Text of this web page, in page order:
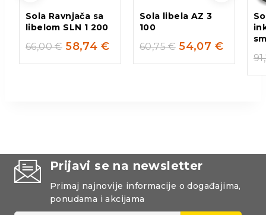
Sola Ravnjača sa
libelom SLN 1 200
66,00€ 58,74 €
Sola libela AZ 3
100
60,75€ 54,07 €
Prijavi se na newsletter
Primaj najnovije informacije o događajima,
ponudama i akcijama